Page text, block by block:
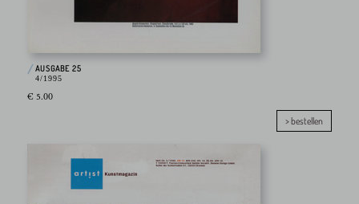
AUSGABE 25
4/1995
€ 5.00
> bestellen